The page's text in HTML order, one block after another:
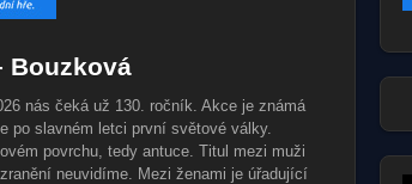
Bouzková
nás čeká už 130. ročník. Akce je známá
po slavném letci první světové války.
povrchu, tedy antuce. Titul mezi muži
neuvidíme. Mezi ženami je úřadující